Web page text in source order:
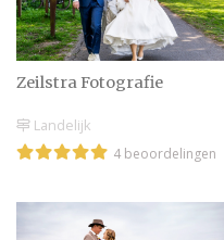
Zeilstra Fotografie
Landelijk
4 beoordelingen